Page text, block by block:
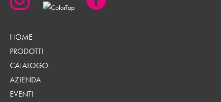
HOME
PRODOTTI
CATALOGO
AZIENDA
EVENTI